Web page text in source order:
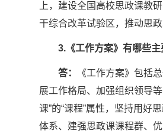
上，建设全国高校思政课教
干综合改革试验区，推动思
3. 《工作方案》有哪些主
答：
《工作方案》包括
展工作格局、加强组织领导
课”的“课程”属性，坚持用好
体系、建强思政课课程群、